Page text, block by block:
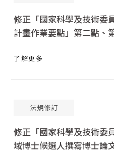
修正「國家科學及技術委
計畫作業要點」第二點、
了解更多
法規修訂
修正「國家科學及技術委
域博士候選人撰寫博士論